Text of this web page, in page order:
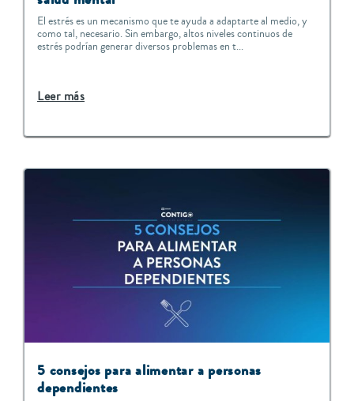
El estrés es un mecanismo que te ayuda a adaptarte al medio, y
como tal, necesario. Sin embargo, altos niveles continuos de
estrés podrían generar diversos problemas en t...
Leer más
5 consejos para alimentar a personas
dependientes